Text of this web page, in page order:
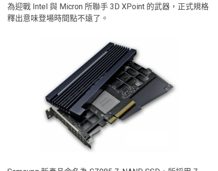
為迎戰 Intel 與 Micron 所聯手 3D XPoint 的武器，正式規格
釋出意味登場時間點不遠了。